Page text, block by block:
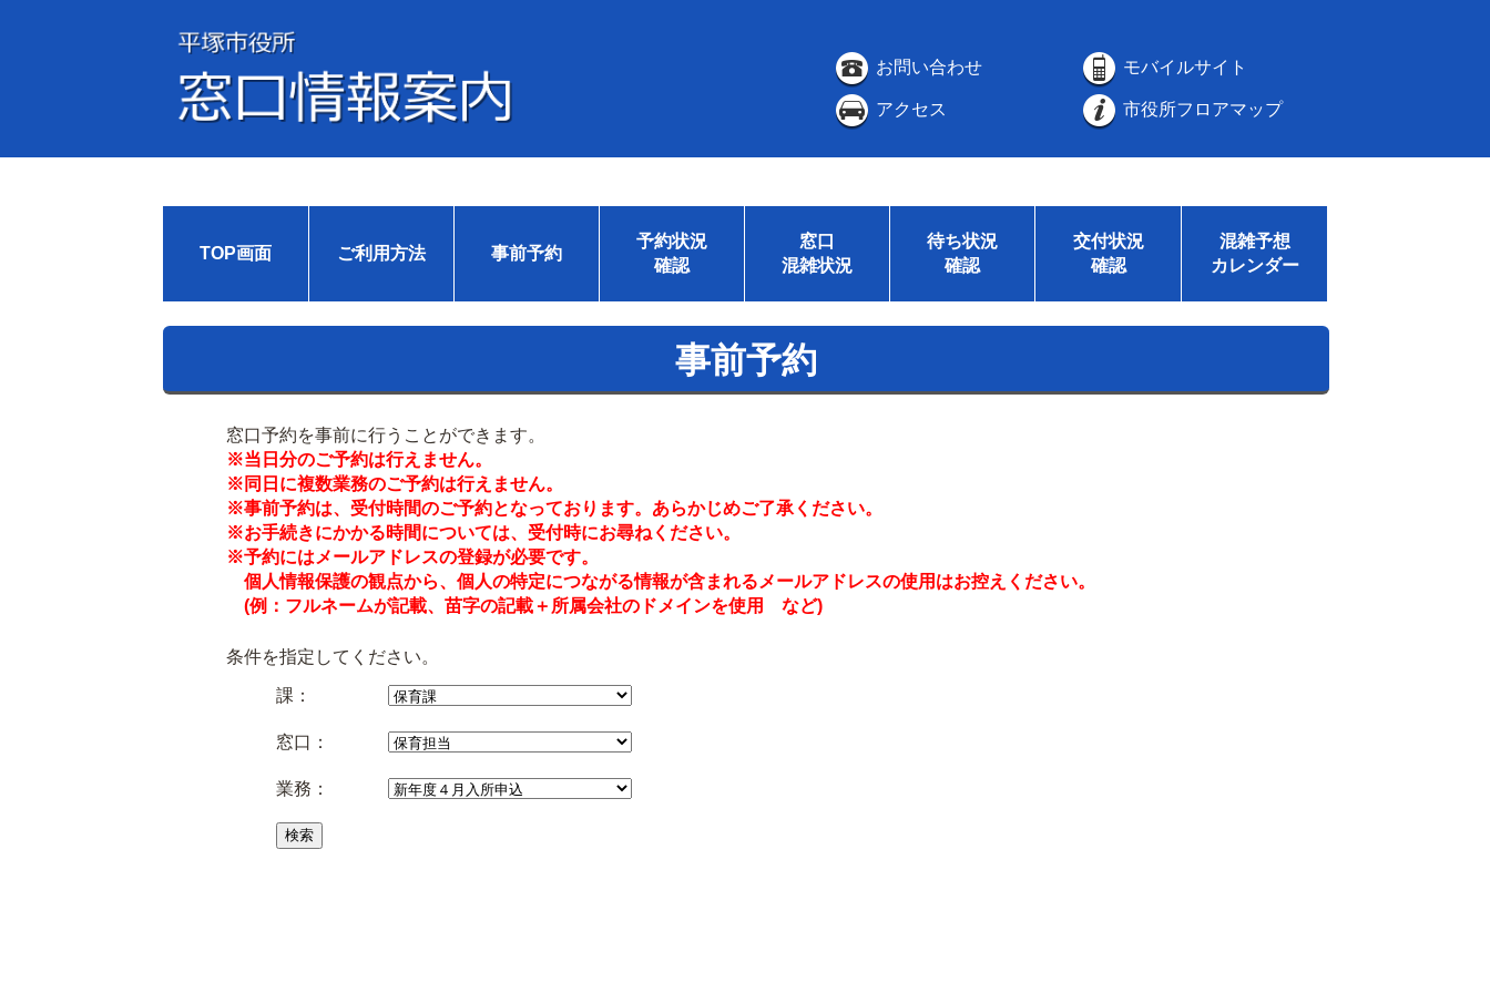
お問い合わせ モバイルサイト
アクセス 市役所フロアマップ
TOP画面 ご利用方法 事前予約
予約状況
確認
窓口
混雑状況
待ち状況
確認
交付状況
確認
混雑予想
カレンダー
事前予約
窓口予約を事前に行うことができます。
※当日分のご予約は行えません。
※同日に複数業務のご予約は行えません。
※事前予約は、受付時間のご予約となっております。あらかじめご了承ください。
※お手続きにかかる時間については、受付時にお尋ねください。
※予約にはメールアドレスの登録が必要です。
個人情報保護の観点から、個人の特定につながる情報が含まれるメールアドレスの使用はお控えください。
(例：フルネームが記載、苗字の記載＋所属会社のドメインを使用 など)
条件を指定してください。
課：
窓口：
業務：